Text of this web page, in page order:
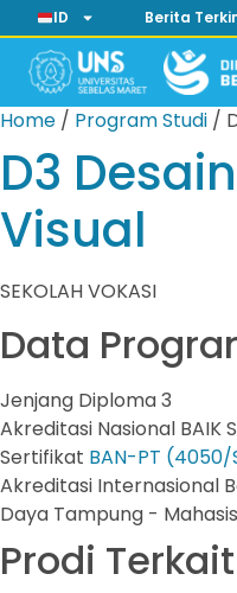
ID Berita
Home / Program Studi /
D3
Visual
SEKOLAH VOKASI
Data
Jenjang Diploma 3
Akreditasi Nasional BAIK
Sertifikat BAN-PT
Akreditasi Internasional
Daya Tampung -
Prodi Terkait